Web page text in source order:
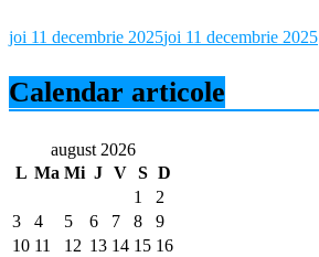
joi 11 decembrie 2025joi 11 decembrie 2025
Calendar articole
august 2026
L Ma Mi J V S D
1
2
3
4 5 6 7 8
9
10 11 12 13 14 15 16